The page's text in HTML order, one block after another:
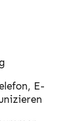
E-